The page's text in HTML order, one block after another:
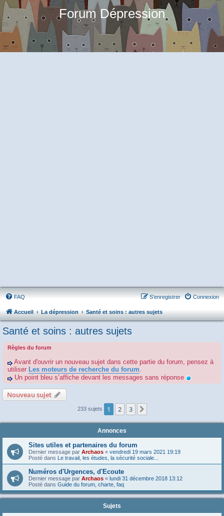
Forum Dépression
FAQ Connexion
S’enregistrer
Accueil La dépression Santé et soins : autres sujets
Santé et soins : autres sujets
Règles du forum
Avant d'ouvrir un nouveau sujet dans cette partie du forum, pensez à
utiliser Les moteurs de recherche du forum.
Un point bleu s’affiche devant les messages sans réponse
Nouveau sujet
233 sujets 1 2 3
Annonces
Sites utiles et partenaires du forum
Dernier message par Archaos « vendredi 19 mars 2021 19:19
Posté dans Le travail, les études, la sécurité sociale...
Numéros d'Urgences, d'Ecoute
Dernier message par Archaos « lundi 31 décembre 2018 13:12
Posté dans Guide du forum, charte, faq
Sujets